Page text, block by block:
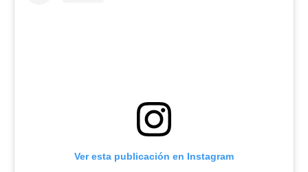
Ver esta publicación en Instagram